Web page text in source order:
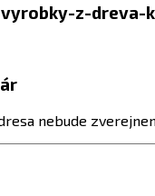
z-
nebude